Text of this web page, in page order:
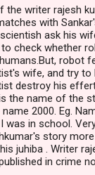
the writer rajesh
with
ask his
check whether
robot
wife, and try to
destroy his
the name of the
2000. Eg.
was in school.
story
juhiba . Writer
in crime